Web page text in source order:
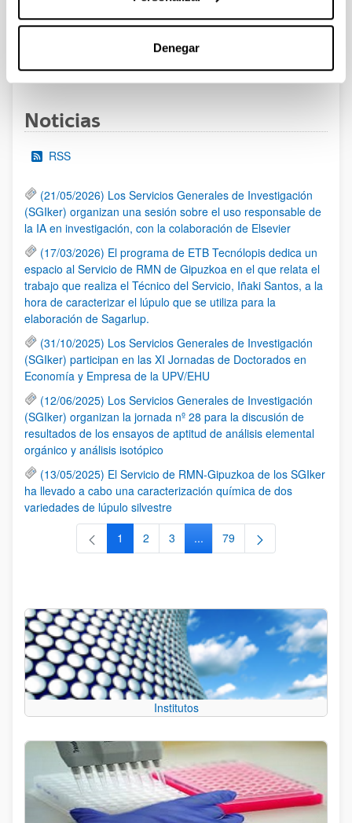
Denegar
PáginaPáginas intermedias Use TAB para desplazarse.
PáginaPáginaPáginaPáginas intermedias
Página
Noticias
RSS
(21/05/2026) Los Servicios Generales de Investigación
(SGIker) organizan una sesión sobre el uso responsable de
la IA en investigación, con la colaboración de Elsevier
(17/03/2026) El programa de ETB Tecnólopis dedica un
espacio al Servicio de RMN de Gipuzkoa en el que relata el
trabajo que realiza el Técnico del Servicio, Iñaki Santos, a la
hora de caracterizar el lúpulo que se utiliza para la
elaboración de Sagarlup.
(31/10/2025) Los Servicios Generales de Investigación
(SGIker) participan en las XI Jornadas de Doctorados en
Economía y Empresa de la UPV/EHU
(12/06/2025) Los Servicios Generales de Investigación
(SGIker) organizan la jornada nº 28 para la discusión de
resultados de los ensayos de aptitud de análisis elemental
orgánico y análisis isotópico
(13/05/2025) El Servicio de RMN-Gipuzkoa de los SGIker
ha llevado a cabo una caracterización química de dos
variedades de lúpulo silvestre
Página
1 Página
2 Página
3 ...Páginas intermedias Use TAB
Página
79
Institutos